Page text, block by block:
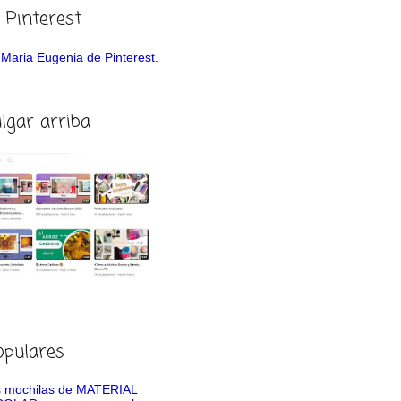
Pinterest
Eugenia de Pinterest.
arriba
mochilas de MATERIAL